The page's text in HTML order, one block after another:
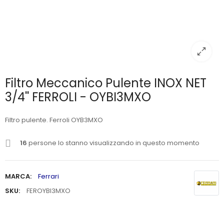
Filtro Meccanico Pulente INOX NET
3/4'' FERROLI - OYBI3MXO
Filtro pulente. Ferroli OYB3MXO
16 persone lo stanno visualizzando in questo momento
MARCA:
Ferrari
SKU:
FEROYBI3MXO